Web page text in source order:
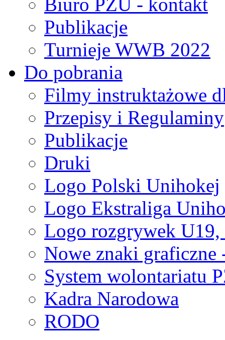
Publikacje
Turnieje WWB 2022
Do pobrania
Filmy instruktażowe
Przepisy i Regulaminy
Publikacje
Druki
Logo Polski Unihokej
Logo Ekstraliga
Logo rozgrywek
Nowe znaki graficzne
System wolontariatu
Kadra Narodowa
RODO